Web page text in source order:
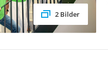
2 Bilder